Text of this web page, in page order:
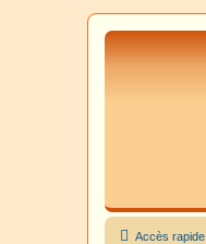
Accès rapide